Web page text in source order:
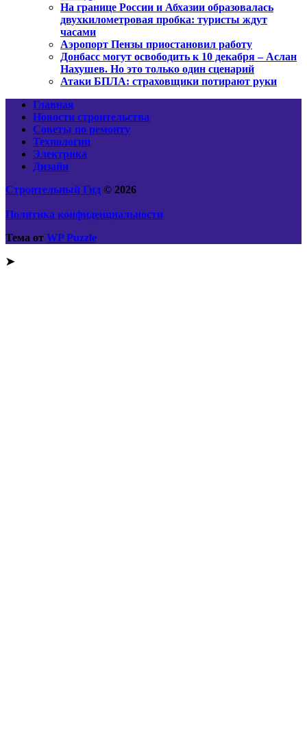
На границе России и Абхазии образовалась
двухкилометровая пробка: туристы ждут
часами
Аэропорт Пензы приостановил работу
Донбасс могут освободить к 10 декабря – Аслан
Нахушев. Но это только один сценарий
Атаки БПЛА: страховщики потирают руки
Главная
Новости строительства
Советы по ремонту
Технологии
Электрика
Дизайн
Строительный Гид © 2026
Политика конфиденциальности
Тема от WP Puzzle
➤